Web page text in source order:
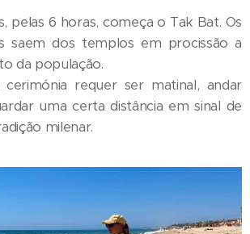
pelas 6 horas, começa o Tak Bat. Os
saem dos templos em procissão a
da população.
requer ser matinal, andar
uma certa distância em sinal de
milenar.